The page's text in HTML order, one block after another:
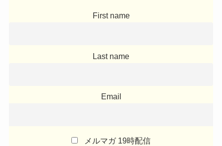
First name
Last name
Email
メルマガ 19時配信